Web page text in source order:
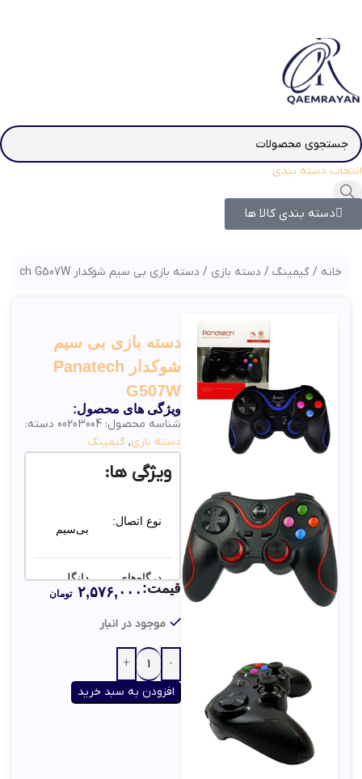
انتخاب دسته بندی
دسته بندی کالا ها
خانه گیمینگ دسته بازی دسته بازی بی سیم شوکدار Panatech G507W
دسته بازی بی سیم
شوکدار Panatech
G507W
ویژگی های محصول:
شناسه محصول: 00203004 دسته:
دسته بازی, گیمینگ
ویژگی ها:
نوع اتصال:
بی‌سیم
درگاه‌های
ارتباطی:
دانگل
USB
منبع تغذیه:
موجود در انبار
افزودن به سبد خرید
قیمت: ۲,۵۷۶,۰۰۰ تومان